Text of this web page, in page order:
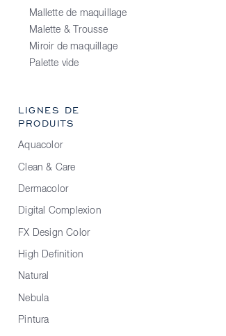
Mallette de maquillage
Malette & Trousse
Miroir de maquillage
Palette vide
LIGNES DE
PRODUITS
Aquacolor
Clean & Care
Dermacolor
Digital Complexion
FX Design Color
High Definition
Natural
Nebula
Pintura